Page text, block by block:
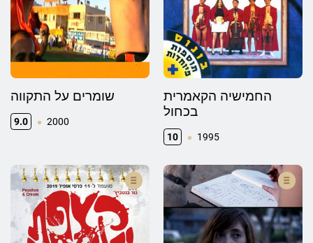
שומרים על התקווה
9.0 2000
החמישיה הקאמרית
בכחול
10 1995